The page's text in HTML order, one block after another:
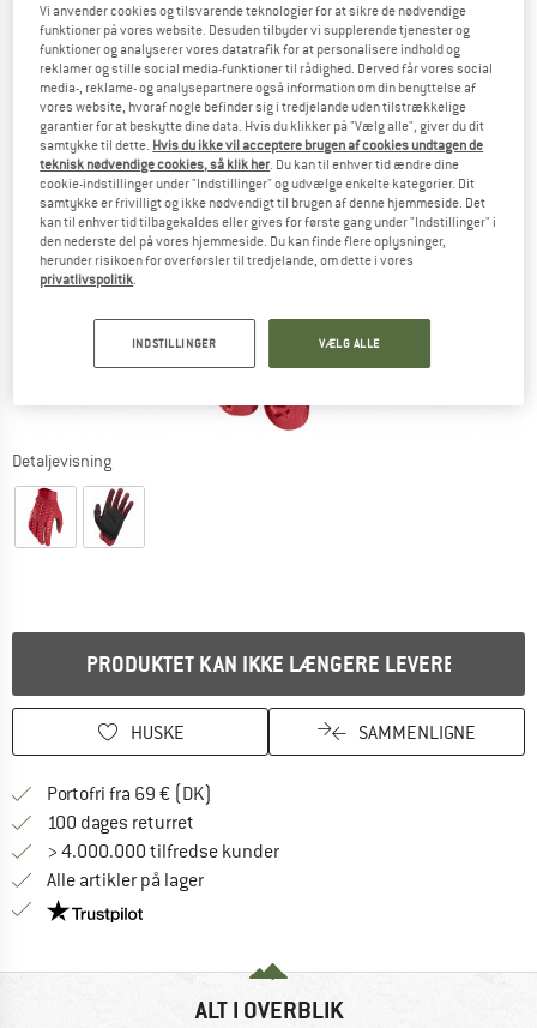
Detaljevisning
PRODUKTET KAN IKKE LÆNGERE LEVERES
HUSKE SAMMENLIGNE
Portofri fra 69 € (DK)
100 dages returret
> 4.000.000 tilfredse kunder
Alle artikler på lager
Vi er Trustpilot-certificeret - oplysningerne får du
ALT I OVERBLIK
Vi anvender cookies og tilsvarende teknologier for at sikre de nødvendige
funktioner på vores website. Desuden tilbyder vi supplerende tjenester og
funktioner og analyserer vores datatrafik for at personalisere indhold og
reklamer og stille social media-funktioner til rådighed. Derved får vores social
media-, reklame- og analysepartnere også information om din benyttelse af
vores website, hvoraf nogle befinder sig i tredjelande uden tilstrækkelige
garantier for at beskytte dine data. Hvis du klikker på "Vælg alle", giver du dit
samtykke til dette. Hvis du ikke vil acceptere brugen af cookies undtagen de
teknisk nødvendige cookies, så klik her. Du kan til enhver tid ændre dine
cookie-indstillinger under "Indstillinger" og udvælge enkelte kategorier. Dit
samtykke er frivilligt og ikke nødvendigt til brugen af denne hjemmeside. Det
kan til enhver tid tilbagekaldes eller gives for første gang under "Indstillinger" i
den nederste del på vores hjemmeside. Du kan finde flere oplysninger,
herunder risikoen for overførsler til tredjelande, om dette i vores
privatlivspolitik.
INDSTILLINGER VÆLG ALLE